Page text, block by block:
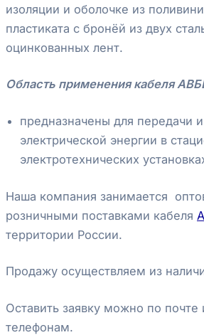
изоляции и оболочке из
пластиката с бронёй из двух
оцинкованных лент.
Область применения кабеля
предназначены для передачи
электрической энергии в
электротехнических
Наша компания занимается
розничными поставками кабеля
территории России.
Продажу осуществляем из
Оставить заявку можно по почте
телефонам.